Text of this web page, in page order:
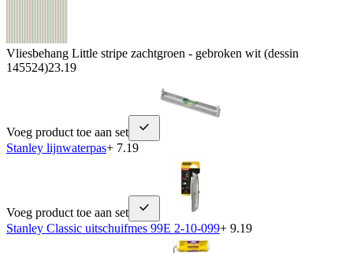
Vliesbehang Little stripe zachtgroen - gebroken wit (dessin
145524)23.19
Voeg product toe aan set
Stanley lijnwaterpas+ 7.19
Voeg product toe aan set
Stanley Classic uitschuifmes 99E 2-10-099+ 9.19